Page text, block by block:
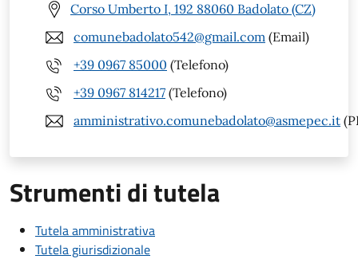
Corso Umberto I, 192 88060 Badolato (CZ)
comunebadolato542@gmail.com (Email)
+39 0967 85000 (Telefono)
+39 0967 814217 (Telefono)
amministrativo.comunebadolato@asmepec.it
Strumenti di tutela
Tutela amministrativa
Tutela giurisdizionale